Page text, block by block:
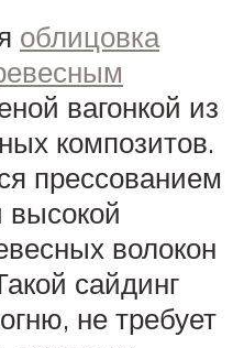
облицовка
вагонкой из
композитов.
прессованием
высокой
волокон
сайдинг
не требует